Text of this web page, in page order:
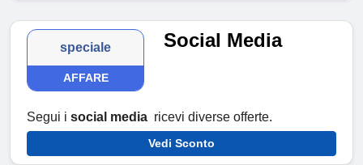
speciale
AFFARE
Social Media
Segui i social media ricevi diverse offerte.
Vedi Sconto